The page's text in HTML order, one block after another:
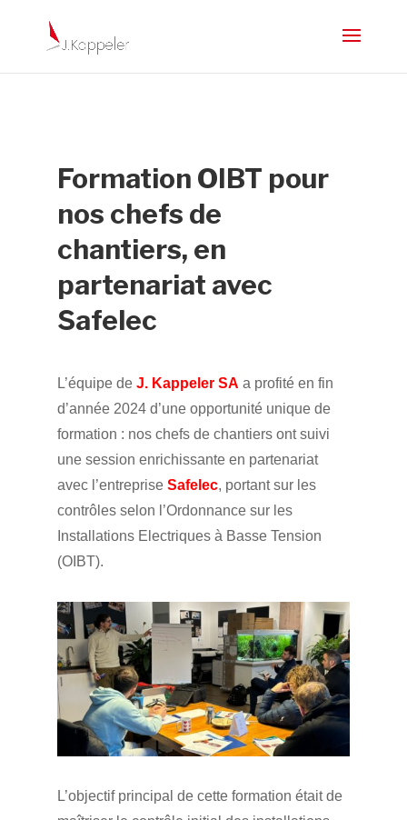
Formation OIBT pour
nos chefs de
chantiers, en
partenariat avec
Safelec
L’équipe de J. Kappeler SA a profité en fin
d’année 2024 d’une opportunité unique de
formation : nos chefs de chantiers ont suivi
une session enrichissante en partenariat
avec l’entreprise Safelec, portant sur les
contrôles selon l’Ordonnance sur les
Installations Electriques à Basse Tension
(OIBT).
L’objectif principal de cette formation était de